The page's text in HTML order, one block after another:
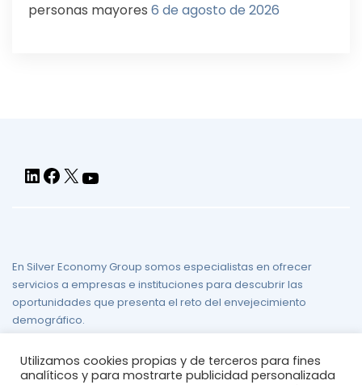
personas mayores 6 de agosto de 2026
LinkedInFacebook
X
En Silver Economy Group somos especialistas en ofrecer
servicios a empresas e instituciones para descubrir las
oportunidades que presenta el reto del envejecimiento
demográfico.
Aviso legal/ Política de Privacidad/ Política de Cookies/Mapa
del sitio
Utilizamos cookies propias y de terceros para fines
analíticos y para mostrarte publicidad personalizada